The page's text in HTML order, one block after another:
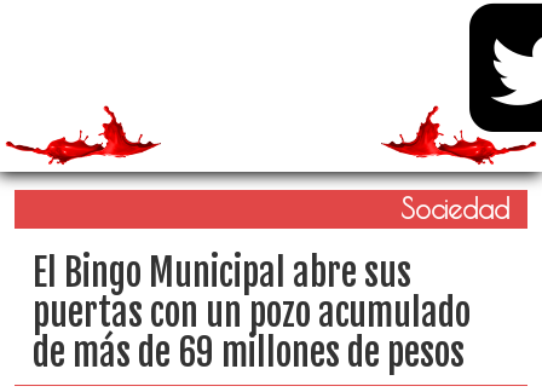
Sociedad
El Bingo Municipal abre sus
puertas con un pozo acumulado
de más de 69 millones de pesos